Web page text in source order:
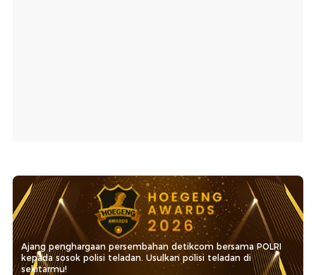
Ajang penghargaan persembahan detikcom bersama POLRI
kepada sosok polisi teladan. Usulkan polisi teladan di
sekitarmu!